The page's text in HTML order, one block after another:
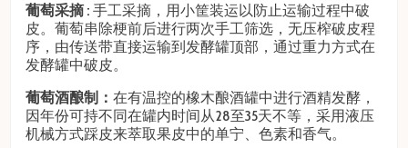
葡萄采摘 : 手工采摘，用小筐装运以防止运输过程中破
皮。葡萄串除梗前后进行两次手工筛选，无压榨破皮程
序，由传送带直接运输到发酵罐顶部，通过重力方式在
发酵罐中破皮。
葡萄酒酿制：在有温控的橡木酿酒罐中进行酒精发酵，
因年份可持不同在罐内时间从28至35天不等，采用液压
机械方式踩皮来萃取果皮中的单宁、色素和香气。